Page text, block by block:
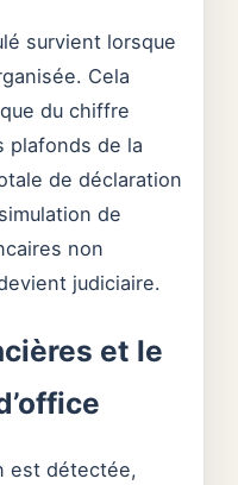
survient lorsque
Cela
du chiffre
plafonds de la
de déclaration
de
non
judiciaire.
et le
est détectée,